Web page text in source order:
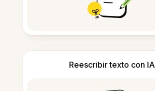
Reescribir texto con IA